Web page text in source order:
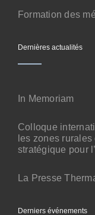
Formation des
Dernières actualités
In Memoriam
Colloque
les zones
stratégique pour
La Presse
Derniers événements